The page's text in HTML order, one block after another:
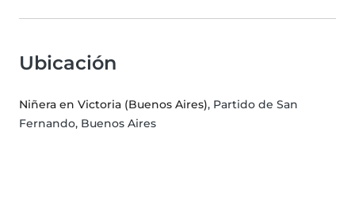
Ubicación
Niñera en Victoria (Buenos Aires), Partido de San
Fernando, Buenos Aires